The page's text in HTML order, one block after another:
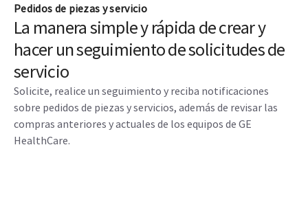
Pedidos de piezas y servicio
La manera simple y rápida de crear y
hacer un seguimiento de solicitudes de
servicio
Solicite, realice un seguimiento y reciba notificaciones
sobre pedidos de piezas y servicios, además de revisar las
compras anteriores y actuales de los equipos de GE
HealthCare.